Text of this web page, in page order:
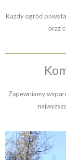
Każdy ogród
oraz
Zapewniamy